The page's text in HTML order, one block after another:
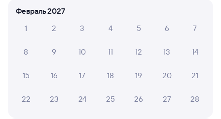
Фирменный
2 ч 21 м в пути
Февраль 2027
1
2 3 4 5 6 7
8 9 10 11 12 13 14
15 16 17 18 19 20 21
22 23 24 25 26 27 28